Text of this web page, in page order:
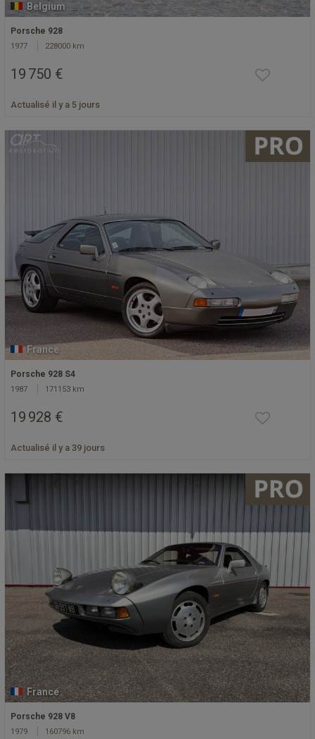
Belgium
Porsche 928
1977 228000 km
19 750 €
Actualisé il y a 5 jours
France
Porsche 928 S4
1987 171153 km
19 928 €
Actualisé il y a 39 jours
France
Porsche 928 V8
1979 160796 km